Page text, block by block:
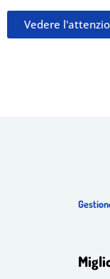
Vedere